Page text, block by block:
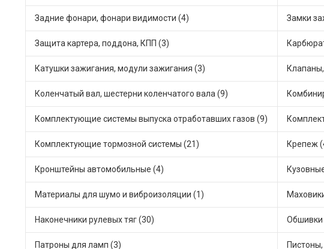
Задние фонари, фонари видимости (4) Замки
Защита картера, поддона, КПП (3)
Катушки зажигания, модули зажигания (3)
Коленчатый вал, шестерни коленчатого вала (9)
Комплектующие системы выпуска отработавших газов (9)
Комплектующие тормозной системы (21) Крепеж
Кронштейны автомобильные (4)
Материалы для шумо и виброизоляции (1)
Наконечники рулевых тяг (30)
Патроны для ламп (3)